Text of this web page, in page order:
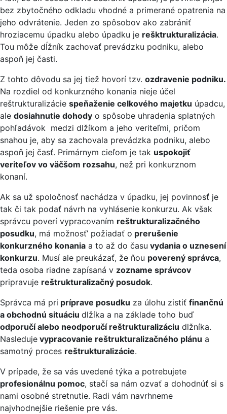
bez zbytočného odkladu vhodné a primerané opatrenia na
jeho odvrátenie. Jeden zo spôsobov ako zabrániť
hroziacemu úpadku alebo úpadku je rešktrukturalizácia.
Tou môže dĺžník zachovať prevádzku podniku, alebo
aspoň jej časti.
Z tohto dôvodu sa jej tiež hovorí tzv. ozdravenie podniku.
Na rozdiel od konkurzného konania nieje účel
reštrukturalizácie speňaženie celkového majetku úpadcu,
ale dosiahnutie dohody o spôsobe uhradenia splatných
pohľadávok medzi dlžíkom a jeho veriteľmi, pričom
snahou je, aby sa zachovala prevádzka podniku, alebo
aspoň jej časť. Primárnym cieľom je tak uspokojiť
veriteľov vo väčšom rozsahu, než pri konkurznom
konaní.
Ak sa už spoločnosť nachádza v úpadku, jej povinnosť je
tak či tak podať návrh na vyhlásenie konkurzu. Ak však
správcu poverí vypracovaním reštrukturalizačného
posudku, má možnosť’ požiadať o prerušenie
konkurzného konania a to až do času vydania o uznesení
konkurzu. Musí ale preukázať, že ňou poverený správca,
teda osoba riadne zapísaná v zozname správcov
pripravuje reštrukturalizačný posudok.
Správca má pri príprave posudku za úlohu zistiť finančnú
a obchodnú situáciu dlžíka a na základe toho buď
odporučí alebo neodporučí reštrukturalizáciu dlžníka.
Nasleduje vypracovanie reštrukturalizačného plánu a
samotný proces reštrukturalizácie.
V prípade, že sa vás uvedené týka a potrebujete
profesionálnu pomoc, stačí sa nám ozvať a dohodnúť si s
nami osobné stretnutie. Radi vám navrhneme
najvhodnejšie riešenie pre vás.